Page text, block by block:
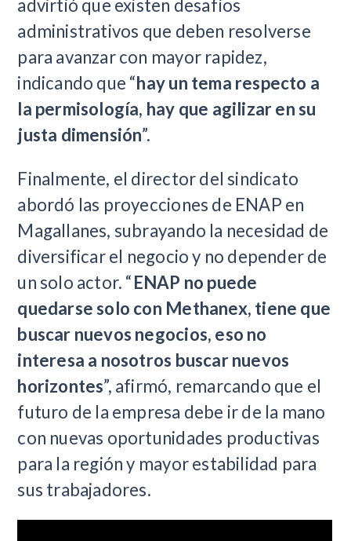
advirtió que existen desafíos
administrativos que deben resolverse
para avanzar con mayor rapidez,
indicando que “hay un tema respecto a
la permisología, hay que agilizar en su
justa dimensión”.
Finalmente, el director del sindicato
abordó las proyecciones de ENAP en
Magallanes, subrayando la necesidad de
diversificar el negocio y no depender de
un solo actor. “ENAP no puede
quedarse solo con Methanex, tiene que
buscar nuevos negocios, eso no
interesa a nosotros buscar nuevos
horizontes”, afirmó, remarcando que el
futuro de la empresa debe ir de la mano
con nuevas oportunidades productivas
para la región y mayor estabilidad para
sus trabajadores.